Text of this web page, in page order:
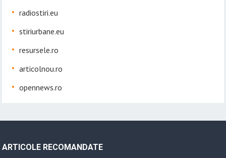
radiostiri.eu
stiriurbane.eu
resursele.ro
articolnou.ro
opennews.ro
ARTICOLE RECOMANDATE